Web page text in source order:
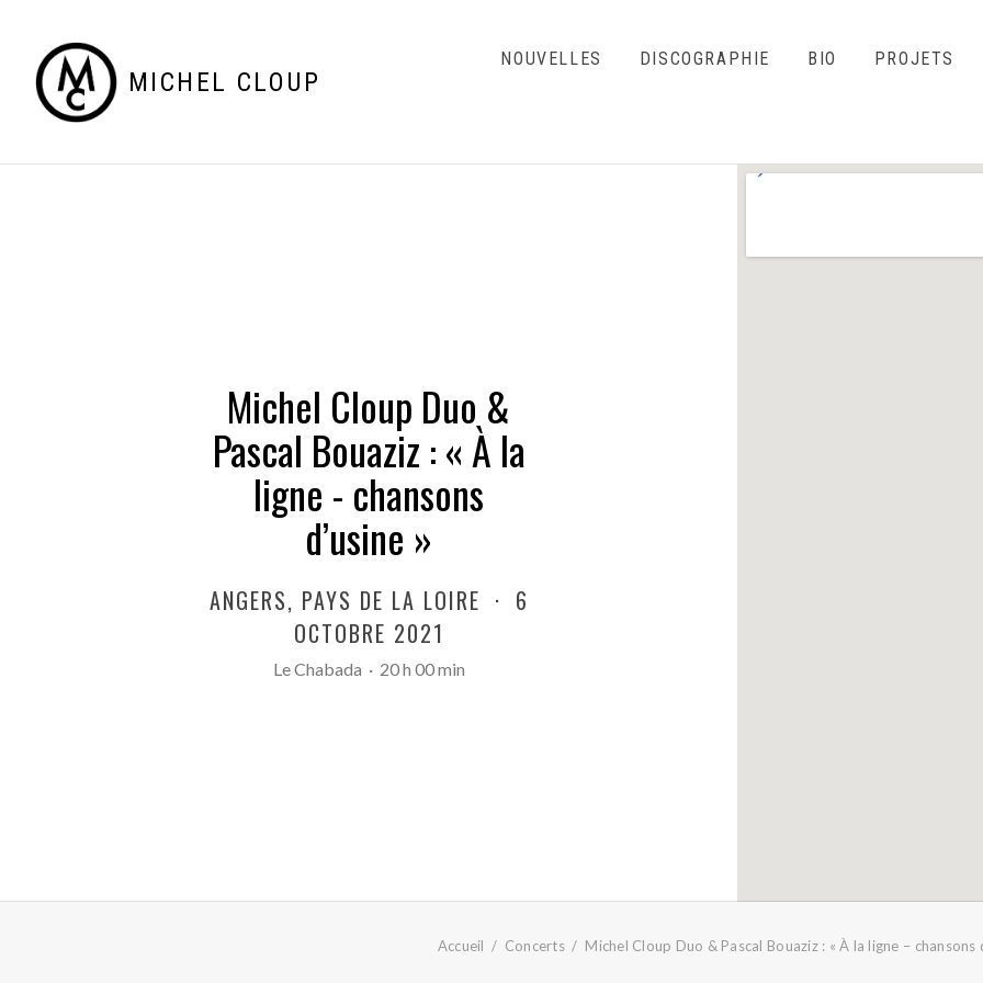
MICHEL CLOUP
NOUVELLES DISCOGRAPHIE BIO PROJETS
Michel Cloup Duo &
Pascal Bouaziz : « À la
ligne - chansons
d’usine »
ANGERS, PAYS DE LA LOIRE · 6
OCTOBRE 2021
Le Chabada · 20 h 00 min
Accueil Concerts Michel Cloup Duo & Pascal Bouaziz : « À la ligne – chansons